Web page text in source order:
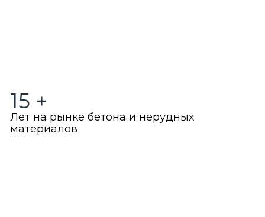
15 +
Лет на рынке бетона и нерудных
материалов